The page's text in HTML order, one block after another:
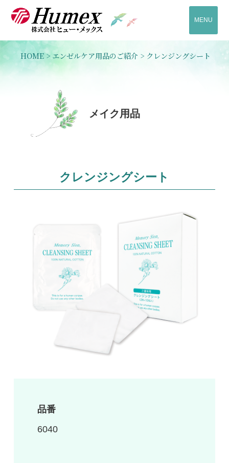
MENU
HOME> エンゼルケア用品のご紹介 > クレンジングシート
メイク用品
クレンジングシート
品番
6040